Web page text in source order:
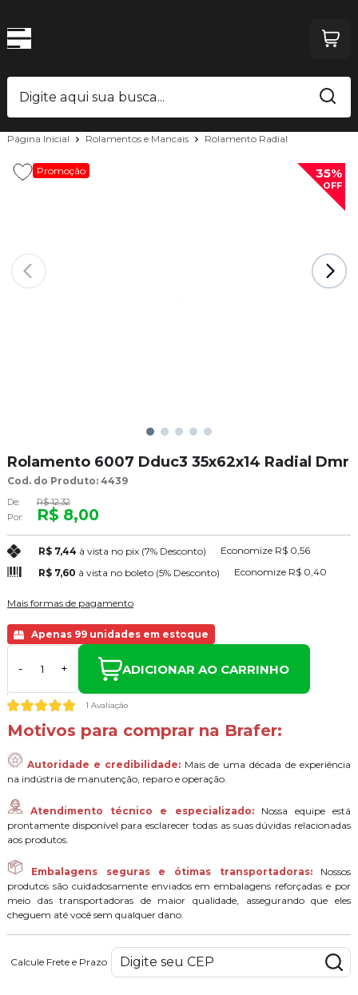
Página Inicial Rolamentos e Mancais Rolamento Radial
Promoção 35%
OFF
Rolamento 6007 Dduc3 35x62x14 Radial Dmr
Cod. do Produto: 4439
De:
R$ 12,32
Por:
R$ 8,00
R$ 7,44 à vista no pix (7% Desconto) Economize R$ 0,56
R$ 7,60 à vista no boleto (5% Desconto) Economize R$ 0,40
Mais formas de pagamento
Apenas 99 unidades em estoque
- + ADICIONAR AO CARRINHO
1 Avaliação
Motivos para comprar na Brafer:
Autoridade e credibilidade: Mais de uma década de experiência
na indústria de manutenção, reparo e operação.
Atendimento técnico e especializado:
Nossa equipe está
prontamente disponível para esclarecer todas as suas dúvidas relacionadas
aos produtos.
Embalagens seguras e ótimas transportadoras:
Nossos
produtos são cuidadosamente enviados em embalagens reforçadas e por
meio das transportadoras de maior qualidade, assegurando que eles
cheguem até você sem qualquer dano.
Calcule Frete e Prazo